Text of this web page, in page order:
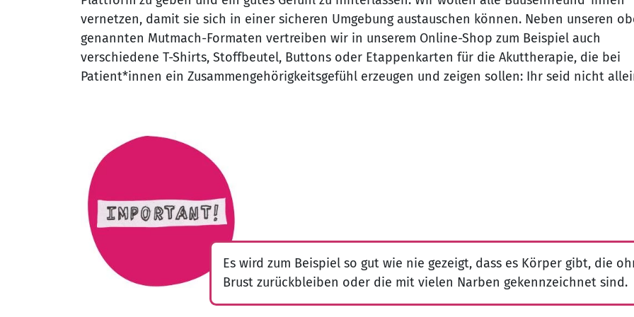
vernetzen, damit sie sich in einer sicheren Umgebung austauschen können. Neben unseren
genannten Mutmach-Formaten vertreiben wir in unserem Online-Shop zum Beispiel auch
verschiedene T-Shirts, Stoffbeutel, Buttons oder Etappenkarten für die Akuttherapie, die bei
Patient*innen ein Zusammengehörigkeitsgefühl erzeugen und zeigen sollen: Ihr seid nicht
Es wird zum Beispiel so gut wie nie gezeigt, dass es Körper gibt, die
Brust zurückbleiben oder die mit vielen Narben gekennzeichnet sind.